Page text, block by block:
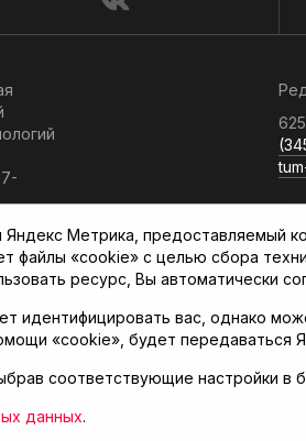
арена»
Метрика, предоставляемый
файлы «cookie» с целью сбора
ресурс, Вы автоматически
идентифицировать вас, однако
«cookie», будет
соответствующие настройки в
данных.